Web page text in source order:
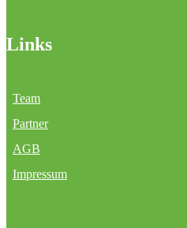
Links
Team
Partner
AGB
Impressum